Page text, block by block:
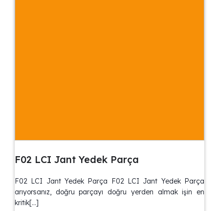
F02 LCI Jant Yedek Parça
F02 LCI Jant Yedek Parça F02 LCI Jant Yedek Parça
arıyorsanız, doğru parçayı doğru yerden almak işin en
kritik[…]